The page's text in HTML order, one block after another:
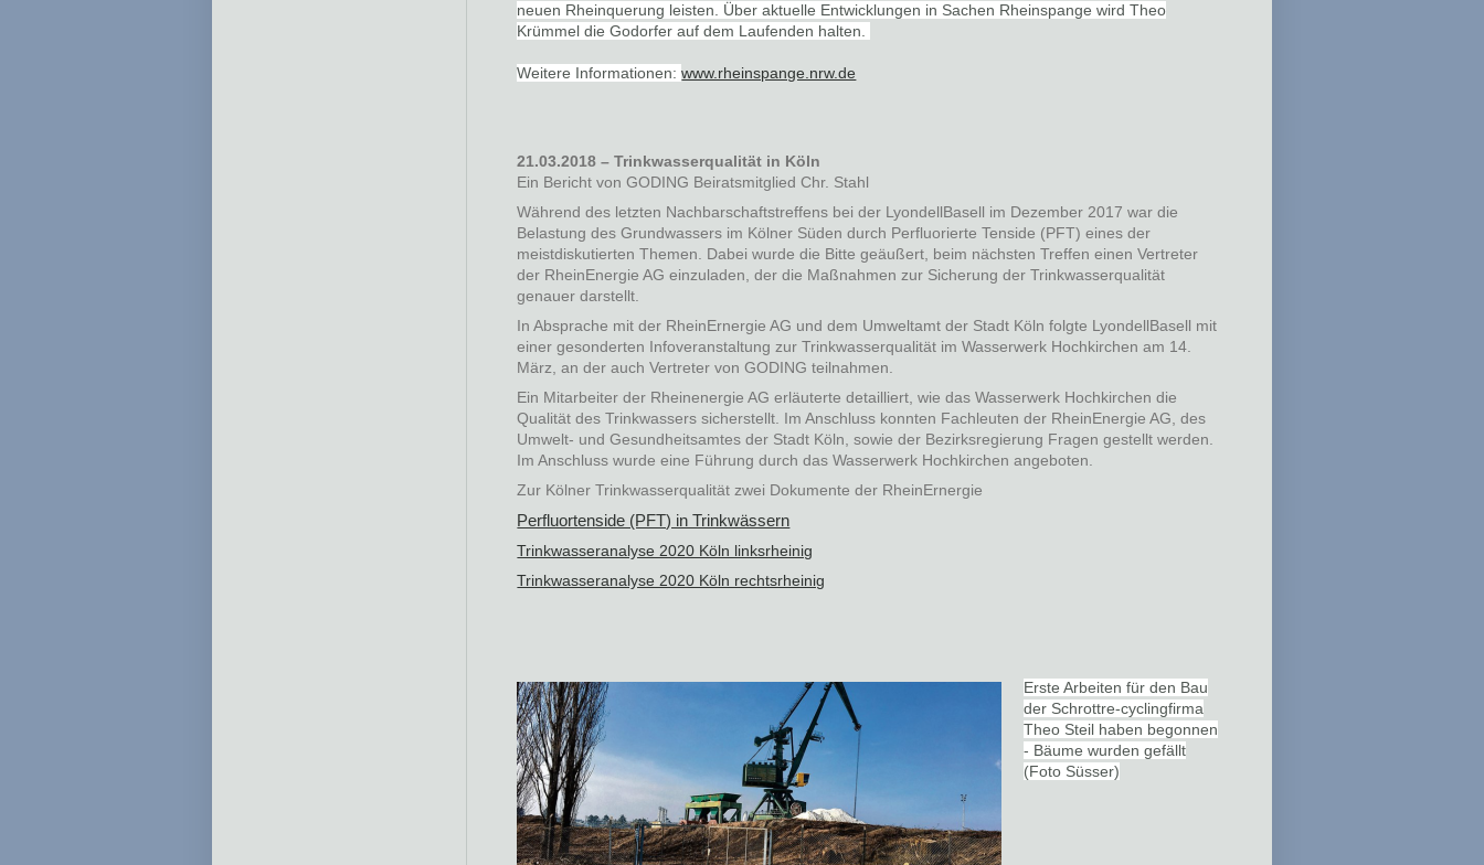
neuen Rheinquerung leisten. Über aktuelle Entwicklungen in Sachen Rheinspange wird Theo
Krümmel die Godorfer auf dem Laufenden halten.
Weitere Informationen:www.rheinspange.nrw.de
21.03.2018 – Trinkwasserqualität in Köln
Ein Bericht von GODING Beiratsmitglied Chr. Stahl
Während des letzten Nachbarschaftstreffens bei der LyondellBasell im Dezember 2017 war die
Belastung des Grundwassers im Kölner Süden durch Perfluorierte Tenside (PFT) eines der
meistdiskutierten Themen. Dabei wurde die Bitte geäußert, beim nächsten Treffen einen Vertreter
der RheinEnergie AG einzuladen, der die Maßnahmen zur Sicherung der Trinkwasserqualität
genauer darstellt.
In Absprache mit der RheinErnergie AG und dem Umweltamt der Stadt Köln folgte LyondellBasell mit
einer gesonderten Infoveranstaltung zur Trinkwasserqualität im Wasserwerk Hochkirchen am 14.
März, an der auch Vertreter von GODING teilnahmen.
Ein Mitarbeiter der Rheinenergie AG erläuterte detailliert, wie das Wasserwerk Hochkirchen die
Qualität des Trinkwassers sicherstellt. Im Anschluss konnten Fachleuten der RheinEnergie AG, des
Umwelt- und Gesundheitsamtes der Stadt Köln, sowie der Bezirksregierung Fragen gestellt werden.
Im Anschluss wurde eine Führung durch das Wasserwerk Hochkirchen angeboten.
Zur Kölner Trinkwasserqualität zwei Dokumente der RheinErnergie
Perfluortenside (PFT) in Trinkwässern
Trinkwasseranalyse 2020 Köln linksrheinig
Trinkwasseranalyse 2020 Köln rechtsrheinig
Erste Arbeiten für den Bau
der Schrottre-cyclingfirma
Theo Steil haben begonnen
- Bäume wurden gefällt
(Foto Süsser)